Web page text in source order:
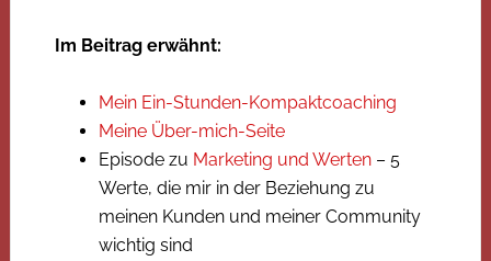
Im Beitrag erwähnt:
Mein Ein-Stunden-Kompaktcoaching
Meine Über-mich-Seite
Episode zu Marketing und Werten– 5
Werte, die mir in der Beziehung zu
meinen Kunden und meiner Community
wichtig sind